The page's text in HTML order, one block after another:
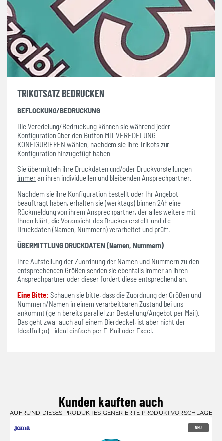
TRIKOTSATZ BEDRUCKEN
BEFLOCKUNG/BEDRUCKUNG
Die Veredelung/Bedruckung können sie während jeder
Konfiguration über den Button MIT VEREDELUNG
KONFIGURIEREN wählen, nachdem sie ihre Trikots zur
Konfiguration hinzugefügt haben.
Sie übermitteln ihre Druckdaten und/oder Druckvorstellungen
immeran ihren individuellen und bleibenden Ansprechpartner.
Nachdem sie ihre Konfiguration bestellt oder Ihr Angebot
beauftragt haben, erhalten sie (werktags) binnen 24h eine
Rückmeldung von ihrem Ansprechpartner, der alles weitere mit
Ihnen klärt, die Voransicht des Druckes erstellt und die
Druckdaten (Namen, Nummern) verarbeitet und prüft.
ÜBERMITTLUNG DRUCKDATEN (Namen, Nummern)
Ihre Aufstellung der Zuordnung der Namen und Nummern zu den
entsprechenden Größen senden sie ebenfalls immer an ihren
Ansprechpartner oder dieser fordert diese entsprechend an.
Eine Bitte: Schauen sie bitte, dass die Zuordnung der Größen und
Nummern/Namen in einem verarbeitbaren Zustand bei uns
ankommt (gern bereits parallel zur Bestellung/Angebot per Mail).
Das geht zwar auch auf einem Bierdeckel, ist aber nicht der
Idealfall ;o) - ideal einfach per E-Mail oder Excel.
Kunden kauften auch
AUFRUND DIESES PRODUKTES GENERIERTE PRODUKTVORSCHLÄGE
NEU